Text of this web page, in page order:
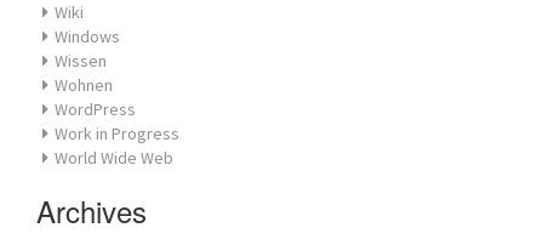
Wiki
Windows
Wissen
Wohnen
WordPress
Work in Progress
World Wide Web
Archives